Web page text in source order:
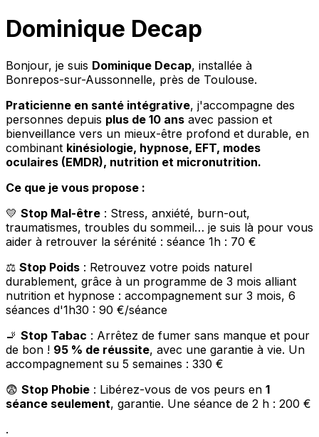
Dominique Decap
Bonjour, je suis Dominique Decap, installée à
Bonrepos-sur-Aussonnelle, près de Toulouse.
Praticienne en santé intégrative, j'accompagne des
personnes depuis plus de 10 ans avec passion et
bienveillance vers un mieux-être profond et durable, en
combinant kinésiologie, hypnose, EFT, modes
oculaires (EMDR), nutrition et micronutrition.
Ce que je vous propose :
💛 Stop Mal-être : Stress, anxiété, burn-out,
traumatismes, troubles du sommeil… je suis là pour vous
aider à retrouver la sérénité : séance 1h : 70 €
⚖️ Stop Poids : Retrouvez votre poids naturel
durablement, grâce à un programme de 3 mois alliant
nutrition et hypnose : accompagnement sur 3 mois, 6
séances d'1h30 : 90 €/séance
🚬 Stop Tabac : Arrêtez de fumer sans manque et pour
de bon ! 95 % de réussite, avec une garantie à vie. Un
accompagnement su 5 semaines : 330 €
😨 Stop Phobie : Libérez-vous de vos peurs en 1
séance seulement, garantie. Une séance de 2 h : 200 €
.